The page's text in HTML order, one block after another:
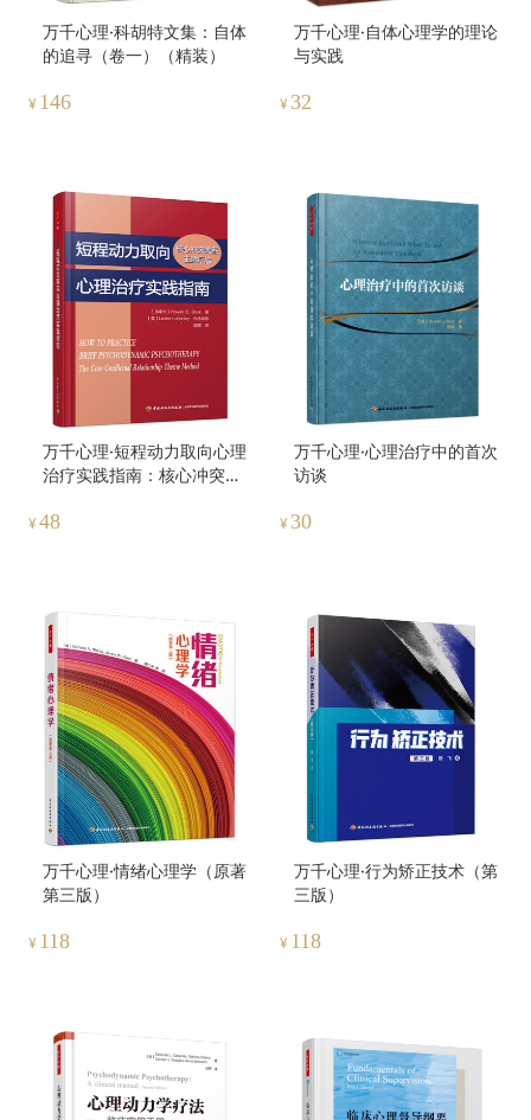
万千心理·科胡特文集：自体
的追寻（卷一）（精装）
¥ 146
万千心理·自体心理学的理论
与实践
¥ 32
万千心理·短程动力取向心理
治疗实践指南：核心冲突关
¥ 48
万千心理·心理治疗中的首次
访谈
¥ 30
万千心理·情绪心理学（原著
第三版）
¥ 118
万千心理·行为矫正技术（第
三版）
¥ 118